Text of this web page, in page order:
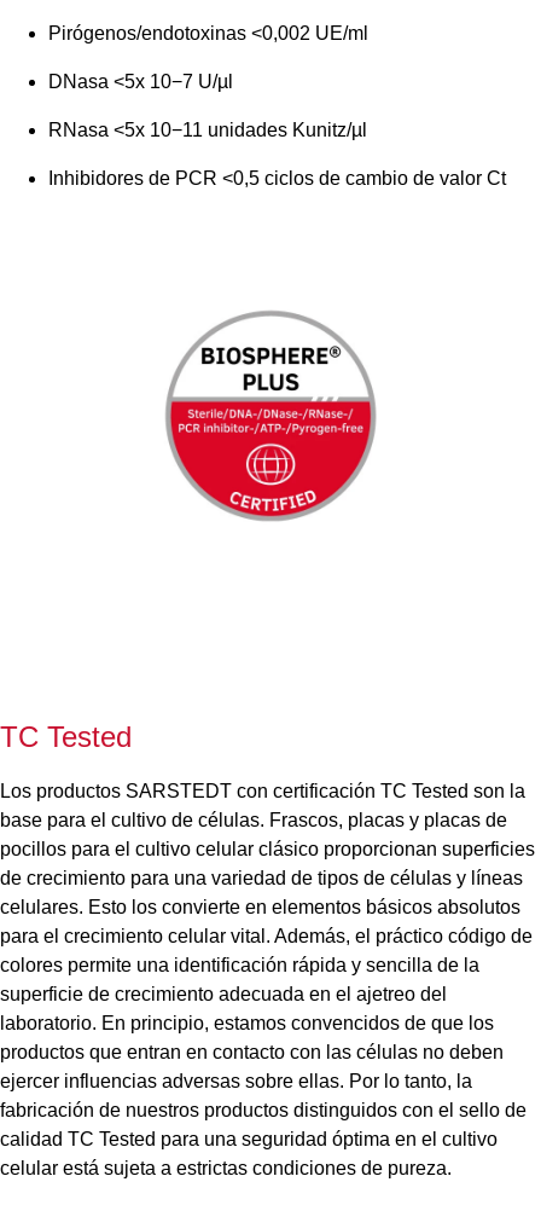
Pirógenos/endotoxinas <0,002 UE/ml
DNasa <5x 10−7 U/µl
RNasa <5x 10−11 unidades Kunitz/µl
Inhibidores de PCR <0,5 ciclos de cambio de valor Ct
TC Tested
Los productos SARSTEDT con certificación TC Tested son la
base para el cultivo de células. Frascos, placas y placas de
pocillos para el cultivo celular clásico proporcionan superficies
de crecimiento para una variedad de tipos de células y líneas
celulares. Esto los convierte en elementos básicos absolutos
para el crecimiento celular vital. Además, el práctico código de
colores permite una identificación rápida y sencilla de la
superficie de crecimiento adecuada en el ajetreo del
laboratorio. En principio, estamos convencidos de que los
productos que entran en contacto con las células no deben
ejercer influencias adversas sobre ellas. Por lo tanto, la
fabricación de nuestros productos distinguidos con el sello de
calidad TC Tested para una seguridad óptima en el cultivo
celular está sujeta a estrictas condiciones de pureza.